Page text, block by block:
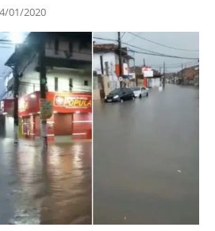
01/2020